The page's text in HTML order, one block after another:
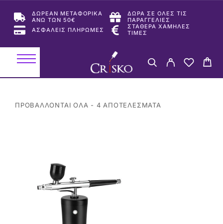
ΔΩΡΕΑΝ ΜΕΤΑΦΟΡΙΚΑ
ΑΝΩ ΤΩΝ 50€
ΔΩΡΑ ΣΕ ΟΛΕΣ ΤΙΣ
ΠΑΡΑΓΓΕΛΙΕΣ
ΑΣΦΑΛΕΙΣ ΠΛΗΡΩΜΕΣ
ΣΤΑΘΕΡΑ ΧΑΜΗΛΕΣ
ΤΙΜΕΣ
ΠΡΟΒΆΛΛΟΝΤΑΙ ΌΛΑ - 4 ΑΠΟΤΕΛΈΣΜΑΤΑ